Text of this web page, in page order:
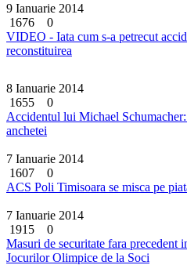
9 Ianuarie 2014
1676
0
VIDEO - Iata cum s-a petrecut
reconstituirea
8 Ianuarie 2014
1655
0
Accidentul lui Michael
anchetei
7 Ianuarie 2014
1607
0
ACS Poli Timisoara se misca pe
7 Ianuarie 2014
1915
0
Masuri de securitate fara precedent
Jocurilor Olimpice de la Soci